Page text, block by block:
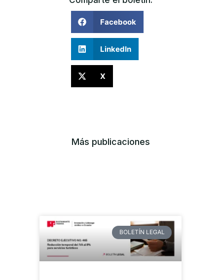
Facebook
LinkedIn
X
Más publicaciones
BOLETÍN LEGAL